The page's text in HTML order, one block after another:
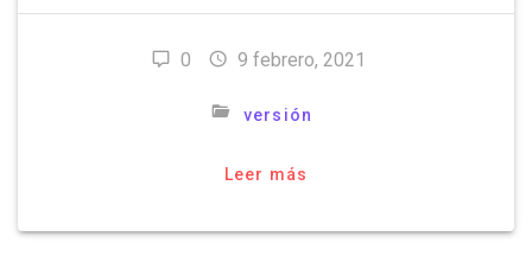
0 9 febrero, 2021
versión
Leer más